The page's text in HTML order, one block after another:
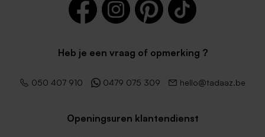
Heb je een vraag of opmerking ?
050 407 910 0479 075 309 hello@tadaaz.be
Openingsuren klantendienst